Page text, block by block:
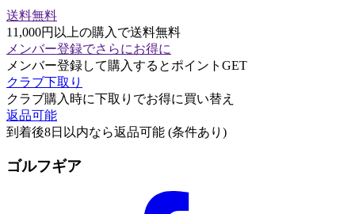
送料無料
11,000円以上の購入で送料無料
メンバー登録でさらにお得に
メンバー登録して購入するとポイントGET
クラブ下取り
クラブ購入時に下取りでお得に買い替え
返品可能
到着後8日以内なら返品可能 (条件あり)
ゴルフギア